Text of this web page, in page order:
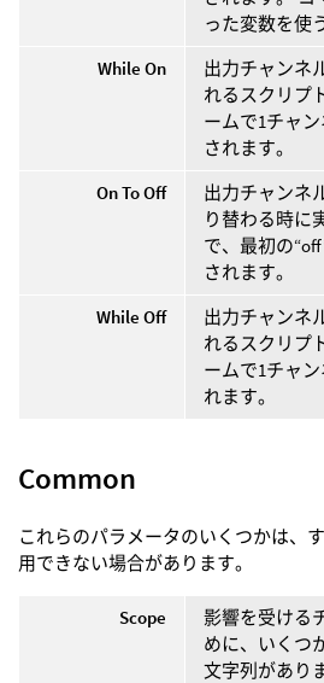
った変数を使
While On
出力チャンネ
れるスクリプ
ームで1チャ
されます。
On To Off
出力チャンネ
り替わる時に
で、最初の
されます。
While Off
出力チャンネ
れるスクリプ
ームで1チャ
れます。
Common
これらのパラメータのいくつかは、
用できない場合があります。
Scope
影響を受ける
めに、いくつ
文字列があり